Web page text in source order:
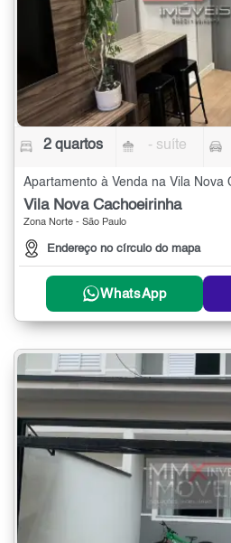
2 quartos - suíte
Vila Nova Cachoeirinha
Zona Norte - São Paulo
Endereço no círculo do mapa
WhatsApp